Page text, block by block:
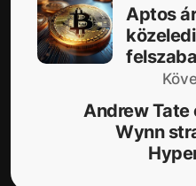
Aptos
Andrew Tate
Wynn